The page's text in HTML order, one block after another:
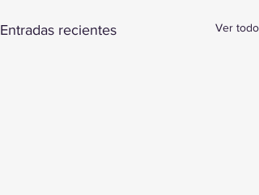
Entradas recientes Ver todo